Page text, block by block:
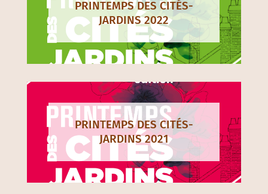
PRINTEMPS DES CITÉS-
JARDINS 2022
PRINTEMPS DES CITÉS-
JARDINS 2021